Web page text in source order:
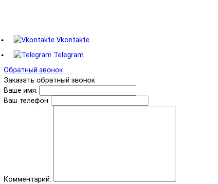
Vkontakte
Telegram
Обратный звонок
Заказать обратный звонок
Ваше имя:
Ваш телефон:
Комментарий: